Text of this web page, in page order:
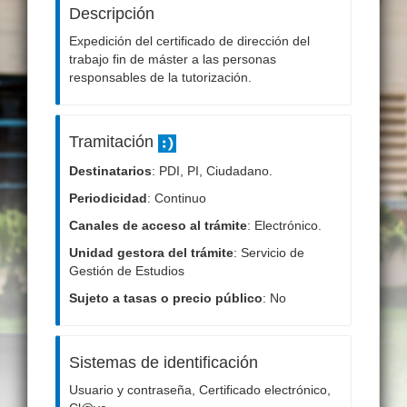
Descripción
Expedición del certificado de dirección del
trabajo fin de máster a las personas
responsables de la tutorización.
Tramitación
Destinatarios: PDI, PI, Ciudadano.
Periodicidad: Continuo
Canales de acceso al trámite: Electrónico.
Unidad gestora del trámite: Servicio de
Gestión de Estudios
Sujeto a tasas o precio público: No
Sistemas de identificación
Usuario y contraseña, Certificado electrónico,